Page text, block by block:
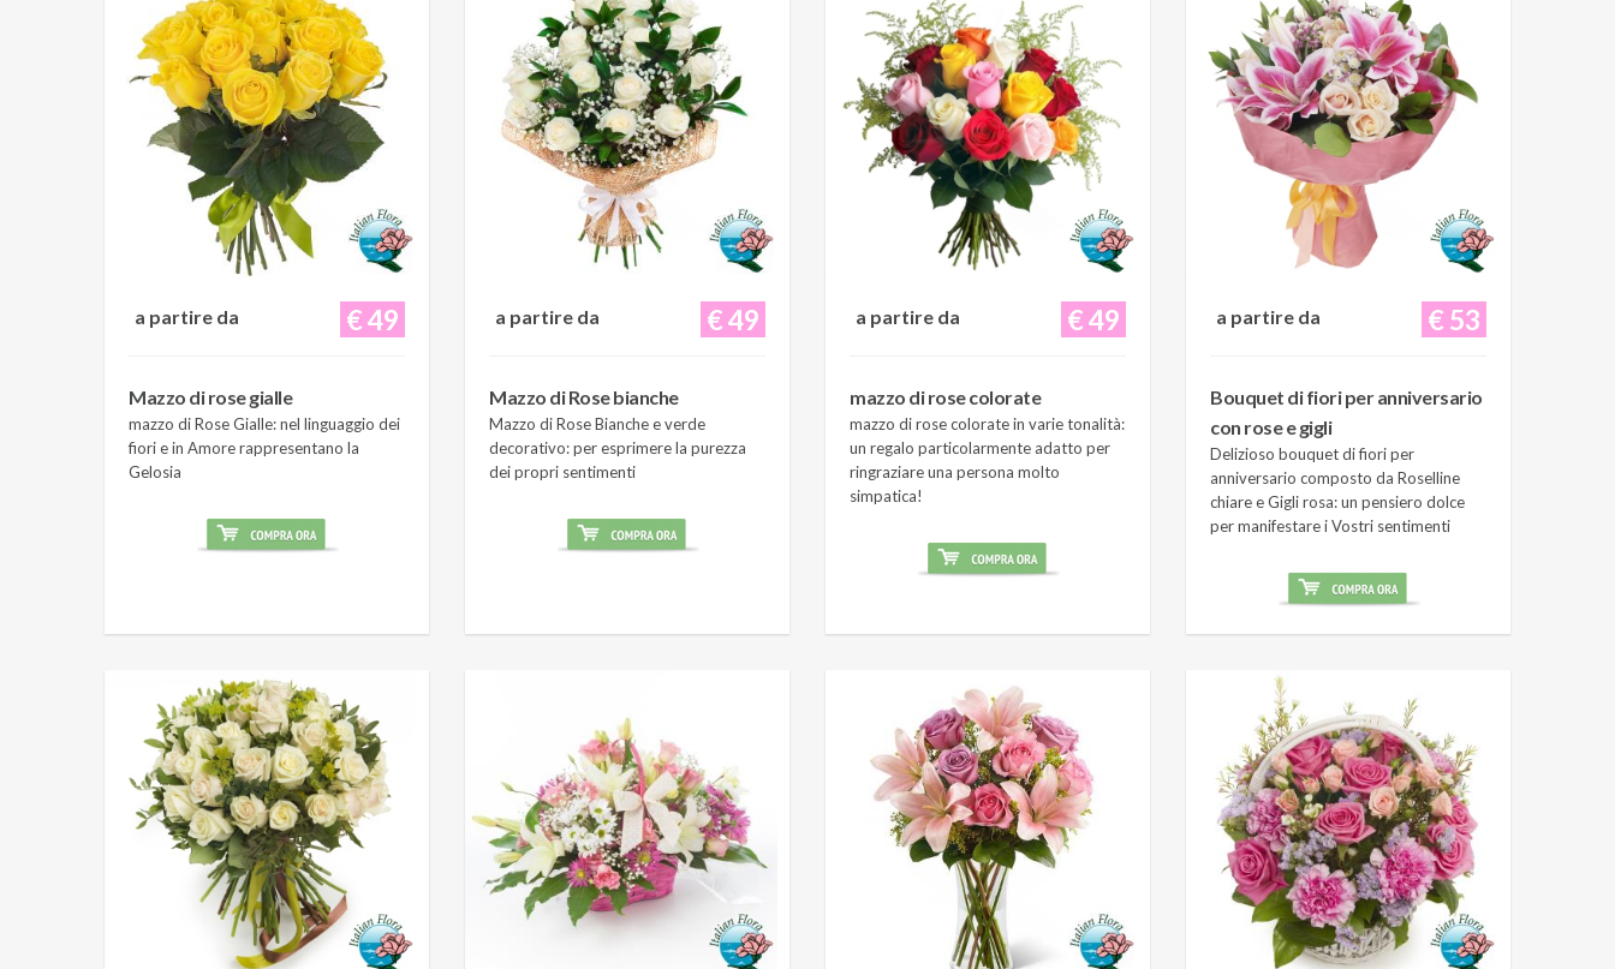
€ 49
a partire da
Mazzo di rose gialle
mazzo di Rose Gialle: nel linguaggio dei
fiori e in Amore rappresentano la
Gelosia
€ 49
a partire da
Mazzo di Rose bianche
Mazzo di Rose Bianche e verde
decorativo: per esprimere la purezza
dei propri sentimenti
€ 49
a partire da
mazzo di rose colorate
mazzo di rose colorate in varie tonalità:
un regalo particolarmente adatto per
ringraziare una persona molto
simpatica!
€ 53
a partire da
Bouquet di fiori per anniversario
con rose e gigli
Delizioso bouquet di fiori per
anniversario composto da Roselline
chiare e Gigli rosa: un pensiero dolce
per manifestare i Vostri sentimenti